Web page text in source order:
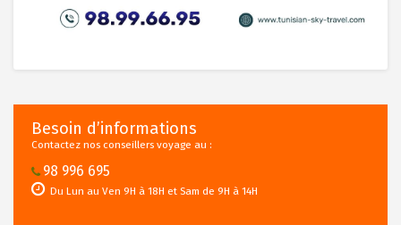
Besoin d’informations
Contactez nos conseillers voyage au :
98 996 695
Du Lun au Ven 9H à 18H et Sam de 9H à 14H